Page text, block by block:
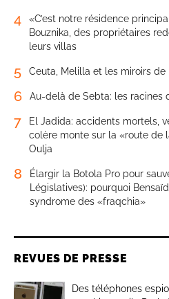
4
«C’est notre résidence
Bouznika, des propriétaires
leurs villas
5 Ceuta, Melilla et les miroirs de
6 Au-delà de Sebta: les racines
7
El Jadida: accidents mortels,
colère monte sur la «route de
Oulja
8
Élargir la Botola Pro pour
Législatives): pourquoi
syndrome des «fraqchia»
REVUES DE PRESSE
Des téléphones